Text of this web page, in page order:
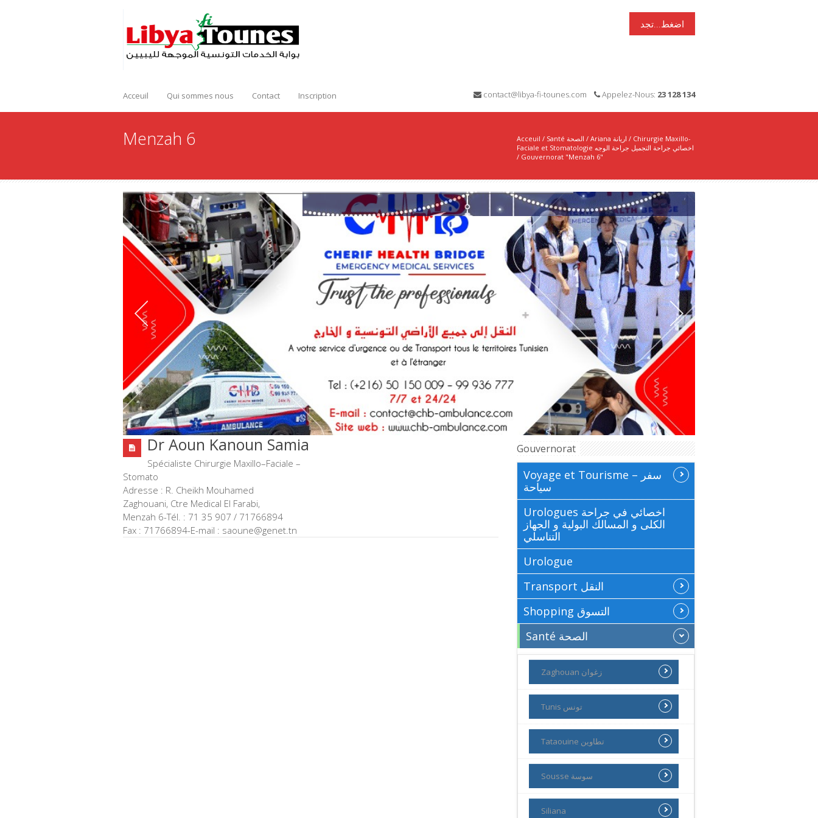
اضغط...تجد
Acceuil Qui sommes nous Contact Inscription contact@libya-fi-tounes.com Appelez-Nous: 23 128 134
Menzah 6 Acceuil / Santé الصحة / Ariana اريانة / Chirurgie Maxillo-
Faciale et Stomatologie اخصائي جراحة التجميل جراحة الوجه
/ Gouvernorat "Menzah 6"
Dr Aoun Kanoun Samia
Spécialiste Chirurgie Maxillo–Faciale –
Stomato
Adresse : R. Cheikh Mouhamed
Zaghouani, Ctre Medical El Farabi,
Menzah 6-Tél. : 71 35 907 / 71766894
Fax : 71766894-E-mail : saoune@genet.tn
Gouvernorat
Voyage et Tourisme سفر –
سياحة
Urologues اخصائي في جراحة
الكلى و المسالك البولية و الجهاز
التناسلي
Urologue
Transport النقل
Shopping التسوق
Santé الصحة
Zaghouan زغوان
Tunis تونس
Tataouine تطاوين
Sousse سوسة
Siliana